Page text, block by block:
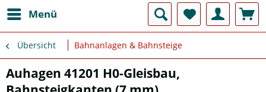
Menü
Übersicht Bahnanlagen & Bahnsteige
Auhagen 41201 H0-Gleisbau,